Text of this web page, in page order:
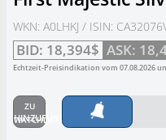
WKN: A0LHKJ / ISIN:
BID: 18,394$ ASK:
Echtzeit-Preisindikation vom 07.08.2026